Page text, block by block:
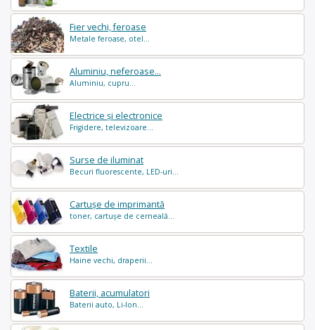
Fier vechi, feroase
Metale feroase, otel...
Aluminiu, neferoase...
Aluminiu, cupru...
Electrice și electronice
Frigidere, televizoare...
Surse de iluminat
Becuri fluorescente, LED-uri...
Cartușe de imprimantă
toner, cartușe de cerneală...
Textile
Haine vechi, draperii...
Baterii, acumulatori
Baterii auto, Li-Ion...